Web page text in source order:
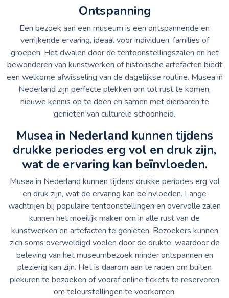
Ontspanning
Een bezoek aan een museum is een ontspannende en
verrijkende ervaring, ideaal voor individuen, families of
groepen. Het dwalen door de tentoonstellingszalen en het
bewonderen van kunstwerken of historische artefacten biedt
een welkome afwisseling van de dagelijkse routine. Musea in
Nederland zijn perfecte plekken om tot rust te komen,
nieuwe kennis op te doen en samen met dierbaren te
genieten van culturele schoonheid.
Musea in Nederland kunnen tijdens
drukke periodes erg vol en druk zijn,
wat de ervaring kan beïnvloeden.
Musea in Nederland kunnen tijdens drukke periodes erg vol
en druk zijn, wat de ervaring kan beïnvloeden. Lange
wachtrijen bij populaire tentoonstellingen en overvolle zalen
kunnen het moeilijk maken om in alle rust van de
kunstwerken en artefacten te genieten. Bezoekers kunnen
zich soms overweldigd voelen door de drukte, waardoor de
beleving van het museumbezoek minder ontspannen en
plezierig kan zijn. Het is daarom aan te raden om buiten
piekuren te bezoeken of vooraf online tickets te reserveren
om teleurstellingen te voorkomen.